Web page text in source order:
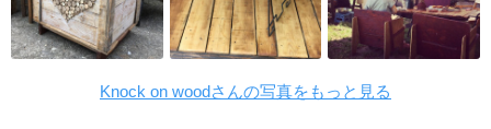
Knock on woodさんの写真をもっと見る